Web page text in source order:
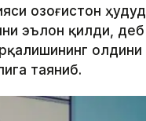
Қозоғистон
эълон қилди,
таяниб.